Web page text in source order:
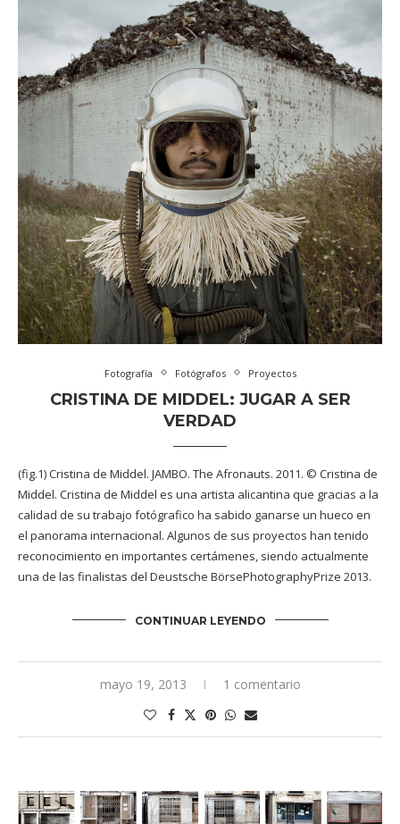
Fotografía Fotógrafos Proyectos
CRISTINA DE MIDDEL: JUGAR A SER
VERDAD
(fig.1) Cristina de Middel. JAMBO. The Afronauts. 2011. © Cristina de
Middel. Cristina de Middel es una artista alicantina que gracias a la
calidad de su trabajo fotógrafico ha sabido ganarse un hueco en
el panorama internacional. Algunos de sus proyectos han tenido
reconocimiento en importantes certámenes, siendo actualmente
una de las finalistas del Deustsche BörsePhotographyPrize 2013.
CONTINUAR LEYENDO
mayo 19, 2013 1 comentario